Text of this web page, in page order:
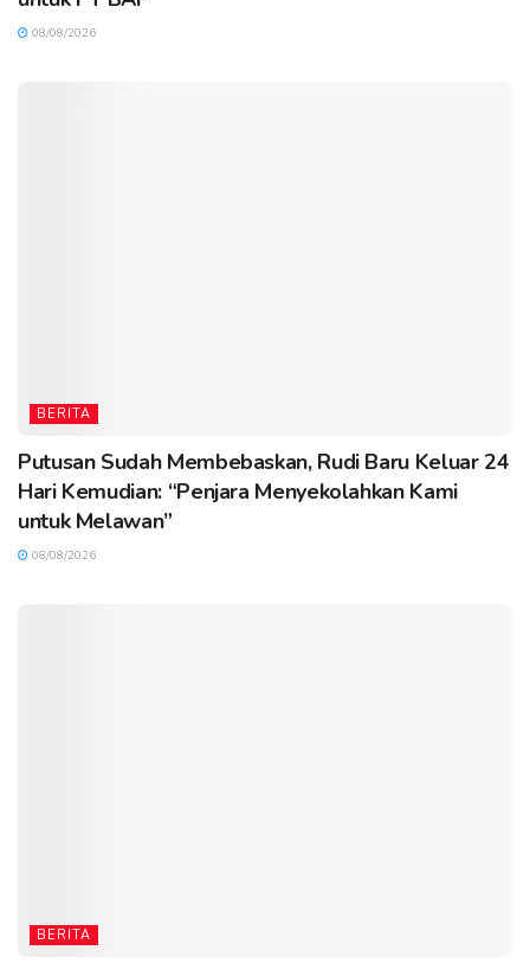
08/08/2026
BERITA
Putusan Sudah Membebaskan, Rudi Baru Keluar 24
Hari Kemudian: “Penjara Menyekolahkan Kami
untuk Melawan”
08/08/2026
BERITA